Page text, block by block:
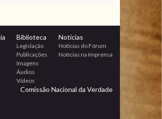
Biblioteca
Legislação
Publicações
Imagens
Áudios
Vídeos
Notícias
Notícias do Fórum
Notícias na Imprensa
Comissão Nacional da Verdade